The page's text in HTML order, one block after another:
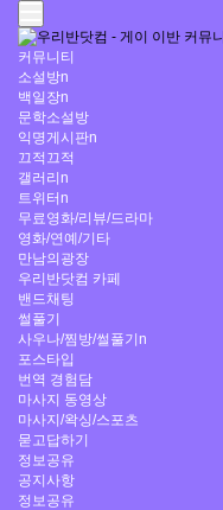
커뮤니티
소설방n
백일장n
문학소설방
익명게시판n
끄적끄적
갤러리 n
트위터n
무료영화/리뷰/드라마
영화/연예/기타
만남의광장
우리반닷컴 카페
밴드채팅
썰풀기
사우나/찜방/썰풀기 n
포스타입
번역 경험담
마사지 동영상
마사지/왁싱/스포츠
묻고답하기
정보공유
공지사항
정보공유